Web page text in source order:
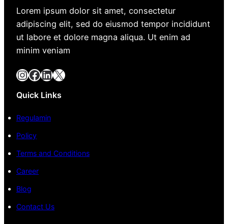
Lorem ipsum dolor sit amet, consectetur
adipiscing elit, sed do eiusmod tempor incididunt
ut labore et dolore magna aliqua. Ut enim ad
minim veniam
InstagramFacebook LinkedIn X
Quick Links
Regulamin
Policy
Terms and Conditions
Career
Blog
Contact Us